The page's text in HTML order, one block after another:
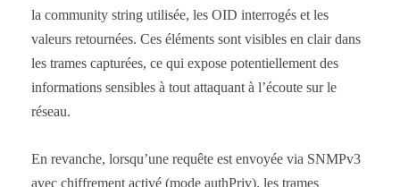
la community string utilisée, les OID interrogés et les
valeurs retournées. Ces éléments sont visibles en clair dans
les trames capturées, ce qui expose potentiellement des
informations sensibles à tout attaquant à l’écoute sur le
réseau.
En revanche, lorsqu’une requête est envoyée via SNMPv3
avec chiffrement activé (mode authPriv), les trames